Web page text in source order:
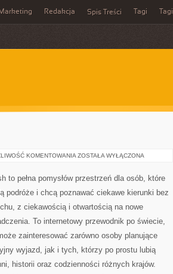
Marketing Redakcja Spis Treści Tagi Tagi
KOMENTOWANIA KANADA
ZOSTAŁA WYŁĄCZONA
to pełna pomysłów przestrzeń dla osób, które
podróże i chcą poznawać ciekawe kierunki bez
z ciekawością i otwartością na nowe
To internetowy przewodnik po świecie,
zainteresować zarówno osoby planujące
wyjazd, jak i tych, którzy po prostu lubią
historii oraz codzienności różnych krajów.